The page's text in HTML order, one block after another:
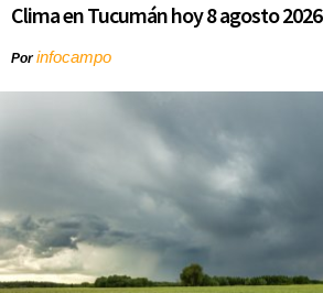
Clima en Tucumán hoy 8 agosto 2026
Porinfocampo